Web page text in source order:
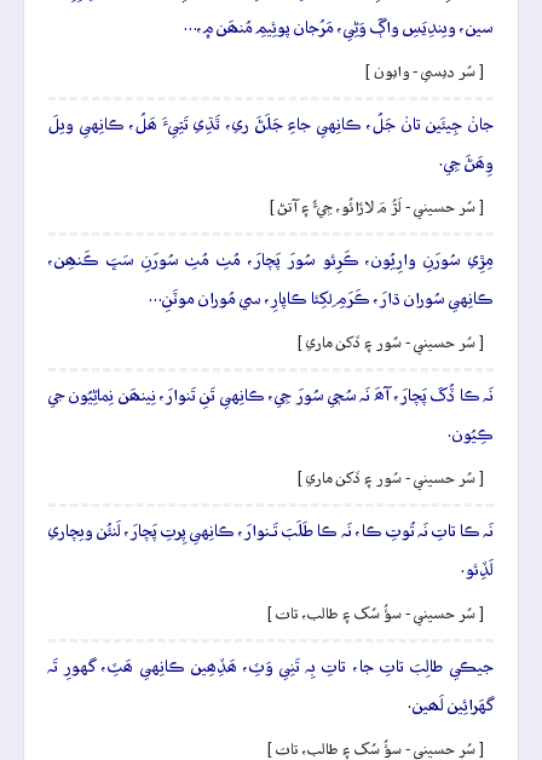
سين، ويندِيَسِ واڳَ وَڻِي، مَرُجان پوئِيمِ مُنھَن ۾،…
[ سُر ديسي - وايون ]
جانۡ جِيئَين تانۡ جَلُ، ڪانِهي جاءِ جَلَڻَ ري، ٿَڌِي تَتِيءَ ھَلُ، ڪانِهي ويلَ
وِھَڻَ جِي.
[ سُر حسيني - لَڙُ مَ لاڙائُو، جِيءُ ۽ آتڻ ]
مِڙِي سُورَنِ وارِيُون، ڪَرِئو سُورَ پَچارَ، مُٺِ مُٺِ سُورَنِ سَڀَ ڪَنھِن،
ڪانِهي سُوران ڌارَ، ڪَرَمِ لِکِئا ڪاپارِ، سي مُوران موٽَنِ…
[ سُر حسيني - سُور ۽ ڏکن ماري ]
نَہ ڪا ڏُکَ پَچارَ، آھَ نَہ سُڄي سُورَ جِي، ڪانِهي تَنِ تَنوارَ، نِينھَن نِماڻِيُون جي
ڪِيُون.
[ سُر حسيني - سُور ۽ ڏکن ماري ]
نَہ ڪا تاتِ نَہ تُوتِ ڪا، نَہ ڪا طَلَبَ تَـنوارَ، ڪانِهي پِرتِ پَچارَ، لَنئُن ويچاري
لَڏِئو.
[ سُر حسيني - سؤُ سُک ۽ طالب، تات ]
جيڪي طالِبَ تاتِ جا، تاتِ بِہ تَنِي وَٽِ، ھَڏِھِين ڪانِهي ھَٽِ، گهورِ تَہ
گهَرائِين لَھين.
[ سُر حسيني - سؤُ سُک ۽ طالب، تات ]